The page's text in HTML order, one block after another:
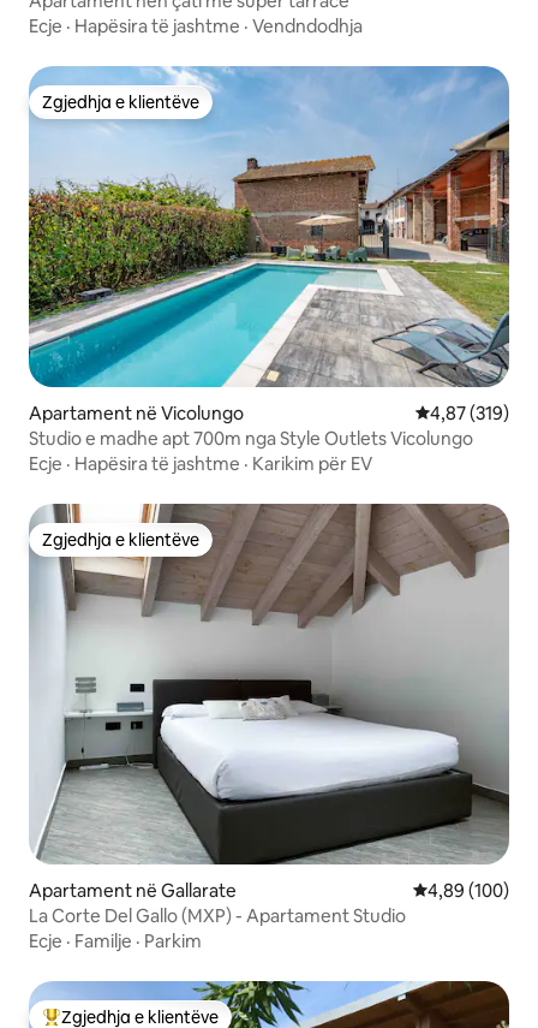
Ecje · Hapësira të jashtme · Vendndodhja
Zgjedhja e klientëve
Zgjedhja e klientëve
Apartament në Vicolungo Vlerësimi
4,87 (319)
Studio e madhe apt 700m nga Style Outlets Vicolungo
Ecje · Hapësira të jashtme · Karikim për EV
Zgjedhja e klientëve
Zgjedhja e klientëve
Apartament në Gallarate Vlerësimi
4,89 (100)
La Corte Del Gallo (MXP) - Apartament Studio
Ecje · Familje · Parkim
Zgjedhja e klientëve